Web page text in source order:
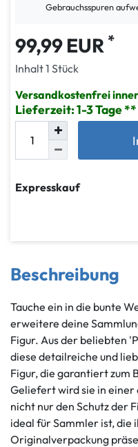
Gebrauchsspuren
99,99 EUR *
Inhalt1 Stück
Versandkostenfrei
Lieferzeit: 1-3 Tage
Expresskauf
Beschreibung
Tauche ein in die bunte
erweitere deine
Figur. Aus der beliebten
diese detailreiche und
Figur, die garantiert zum
Geliefert wird sie in einer
nicht nur den Schutz der
ideal für Sammler ist, die
Originalverpackung